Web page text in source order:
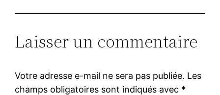
Laisser un commentaire
Votre adresse e-mail ne sera pas publiée. Les
champs obligatoires sont indiqués avec *